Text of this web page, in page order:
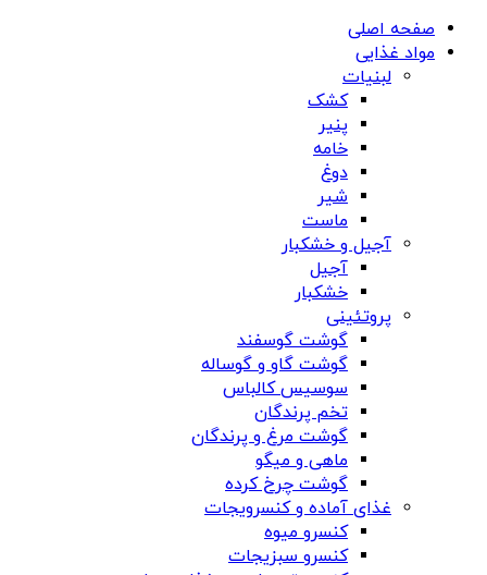
صفحه اصلی
مواد غذایی
لبنیات
کشک
پنیر
خامه
دوغ
شیر
ماست
آجیل و خشکبار
آجیل
خشکبار
پروتئینی
گوشت گوسفند
گوشت گاو و گوساله
سوسیس کالباس
تخم پرندگان
گوشت مرغ و پرندگان
ماهی و میگو
گوشت چرخ کرده
غذای آماده و کنسرویجات
کنسرو میوه
کنسرو سبزیجات